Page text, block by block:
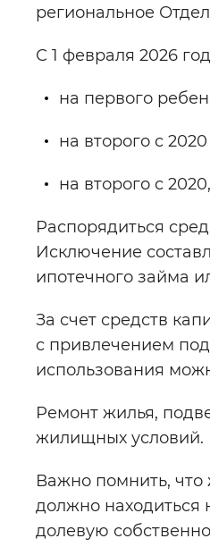
Звуковой
Вернуть
региональное
С 1 февраля 2026
на первого
на второго с
на второго с
Распорядиться
Исключение
ипотечного займа
За счет средств
с привлечением
использования
Ремонт жилья,
жилищных условий.
Важно помнить, что
должно находиться
долевую